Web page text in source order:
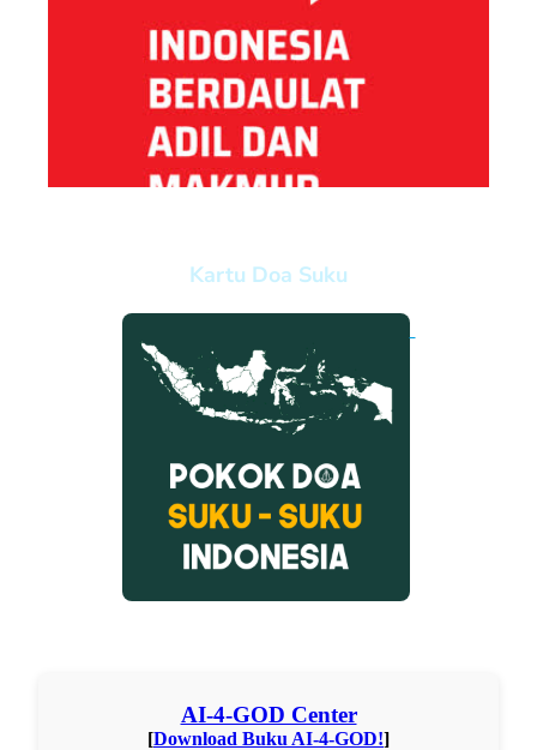
Kartu Doa Suku